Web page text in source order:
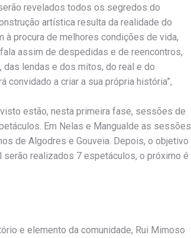
revelados todos os segredos do
artística resulta da realidade do
procura de melhores condições de vida,
assim de despedidas e de reencontros,
lendas e dos mitos, do real e do
convidado a criar a sua própria história”,
estão, nesta primeira fase, sessões de
Em Nelas e Mangualde as sessões
de Algodres e Gouveia. Depois, o objetivo
realizados 7 espetáculos, o próximo é
e elemento da comunidade, Rui Mimoso